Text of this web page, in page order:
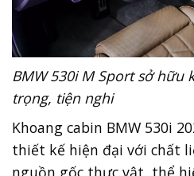
BMW 530i M Sport sở hữu
trọng, tiện nghi
Khoang cabin BMW 530i
thiết kế hiện đại với chất
nguồn gốc thực vật, thể